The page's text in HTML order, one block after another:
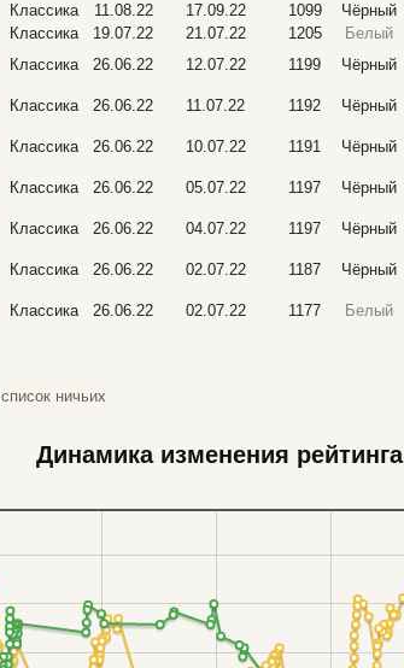
Классика 11.08.22 17.09.22 1099 Чёрный
Классика 19.07.22 21.07.22 1205 Белый
Классика 26.06.22 12.07.22 1199 Чёрный
Классика 26.06.22 11.07.22 1192 Чёрный
Классика 26.06.22 10.07.22 1191 Чёрный
Классика 26.06.22 05.07.22 1197 Чёрный
Классика 26.06.22 04.07.22 1197 Чёрный
Классика 26.06.22 02.07.22 1187 Чёрный
Классика 26.06.22 02.07.22 1177 Белый
список ничьих
Динамика изменения рейтинга